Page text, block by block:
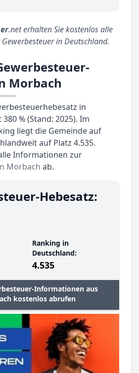
.net erhalten Sie kostenlos alle
in Deutschland.
Morbach
in
% (Stand: 2025). Im
liegt die Gemeinde auf
auf Platz 4.535.
Informationen zur
Morbach ab.
Hebesatz:
Ranking in
Deutschland:
4.535
Informationen aus
kostenlos abrufen